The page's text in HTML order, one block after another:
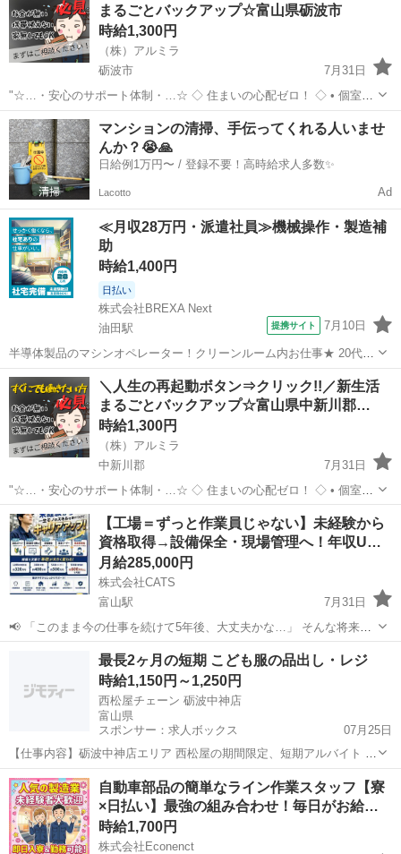
まるごとバックアップ☆富山県砺波市
時給1,300円
（株）アルミラ
砺波市
7月31日
"☆…・安心のサポート体制・…☆ ◇ 住まいの心配ゼロ！ ◇ • 個室1R
完全無料！ • 即日入寮OK！など ◇ 所持金ゼロでもスタートできる！
◇ • 食費・生活費のサポート • 移動費...
富山 砺波市 完全無料
マンションの清掃、手伝ってくれる人いませ
んか？😭🙏
日給例1万円〜 / 登録不要！高時給求人多数✨
Lacotto Ad
≪月収28万円・派遣社員≫機械操作・製造補
助
時給1,400円
日払い
株式会社BREXA Next
油田駅
提携サイト 7月10日
半導体製品のマシンオペレーター！クリーンルーム内お仕事★ 20代～
50代の幅広い年齢層の男女活躍中！お友達やカップルとの応募OK★寮
完備&送迎もあるのですぐに働けます♪《富山県砺波市》 人気の工場の
お仕事 ◇車載品、電子タ...
富山 砺波市 油田駅 その他
＼人生の再起動ボタン⇒クリック!!／新生活
まるごとバックアップ☆富山県中新川郡…
時給1,300円
（株）アルミラ
中新川郡
7月31日
"☆…・安心のサポート体制・…☆ ◇ 住まいの心配ゼロ！ ◇ • 個室1R
完全無料！ • 即日入寮OK！など ◇ 所持金ゼロでもスタートできる！
◇ • 食費・生活費のサポート • 移動費...
富山 中新川郡 工場 完全無料
【工場＝ずっと作業員じゃない】未経験から
資格取得→設備保全・現場管理へ！年収U…
月給285,000円
株式会社CATS
富山駅
7月31日
📢 「このまま今の仕事を続けて5年後、大丈夫かな…」 そんな将来へ
の不安を感じている20〜30代の方へ。 今の仕事に、 ✔ 給料がなかな
か上がらない ✔ 将来役立つスキルが身につかない ✔ 転職しても同じ
富山市 富山駅 仕分け 給料
最長2ヶ月の短期 こども服の品出し・レジ
時給1,150円～1,250円
西松屋チェーン 砺波中神店
富山県
スポンサー：求人ボックス
07月25日
【仕事内容】砺波中神店エリア 西松屋の期間限定、短期アルバイト 最
大2か月までの勤務 品出し・レジなど簡単なお仕事メイン! Wワーク
OK! 決まったエリアの複数店舗での勤務です! シフト相談OK! 働ける
期間が決まっている方におす...
アルバイト・パート
自動車部品の簡単なライン作業スタッフ【寮
×日払い】最強の組み合わせ！毎日がお給…
時給1,700円
株式会社Econenct